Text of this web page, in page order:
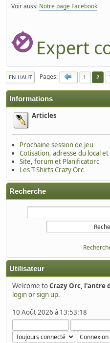
Informations
Articles
Prochaine session de jeu
Cotisation, adresse du local
Site, forum et Planificatorc
Les T-Shirts Crazy Orc
Recherche
Utilisateur
Welcome toCrazy Orc, l'antre
loginorsign up.
10 Août 2026 à 13:53:18
Voir aussi Notre page Facebook
Expert
EN HAUT Pages 1 2